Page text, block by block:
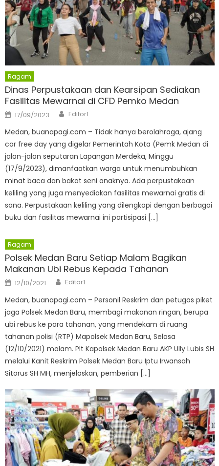
Ragam
Dinas Perpustakaan dan Kearsipan Sediakan
Fasilitas Mewarnai di CFD Pemko Medan
Posted
on
17/09/2023 Author
Editor1
Medan, buanapagi.com – Tidak hanya berolahraga, ajang
car free day yang digelar Pemerintah Kota (Pemk Medan di
jalan-jalan seputaran Lapangan Merdeka, Minggu
(17/9/2023), dimanfaatkan warga untuk menumbuhkan
minat baca dan bakat seni anaknya. Ada perpustakaan
keliling yang juga menyediakan fasilitas mewarnai gratis di
sana. Perpustakaan keliling yang dilengkapi dengan berbagai
buku dan fasilitas mewarnai ini partisipasi […]
Ragam
Polsek Medan Baru Setiap Malam Bagikan
Makanan Ubi Rebus Kepada Tahanan
Posted
on
12/10/2021 Author
Editor1
Medan, buanapagi.com – Personil Reskrim dan petugas piket
jaga Polsek Medan Baru, membagi makanan ringan, berupa
ubi rebus ke para tahanan, yang mendekam di ruang
tahanan polisi (RTP) Mapolsek Medan Baru, Selasa
(12/10/2021) malam. Plt Kapolsek Medan Baru AKP Ully Lubis SH
melalui Kanit Reskrim Polsek Medan Baru Iptu Irwansah
Sitorus SH MH, menjelaskan, pemberian […]